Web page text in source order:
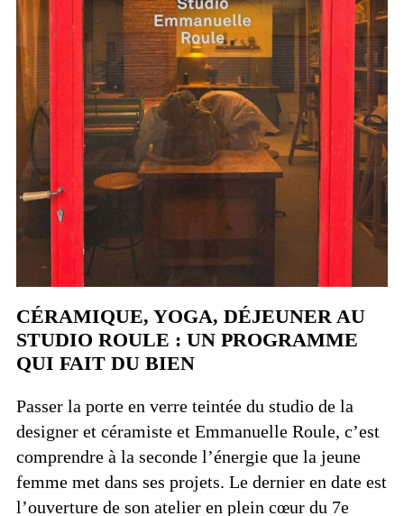
CÉRAMIQUE, YOGA, DÉJEUNER AU
STUDIO ROULE : UN PROGRAMME
QUI FAIT DU BIEN
Passer la porte en verre teintée du studio de la
designer et céramiste et Emmanuelle Roule, c’est
comprendre à la seconde l’énergie que la jeune
femme met dans ses projets. Le dernier en date est
l’ouverture de son atelier en plein cœur du 7e